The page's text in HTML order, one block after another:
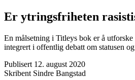
Er ytringsfriheten
En målsetning i Titleys bok er å utforske
integrert i offentlig debatt om statusen
Publisert 12. august 2020
Skribent Sindre Bangstad